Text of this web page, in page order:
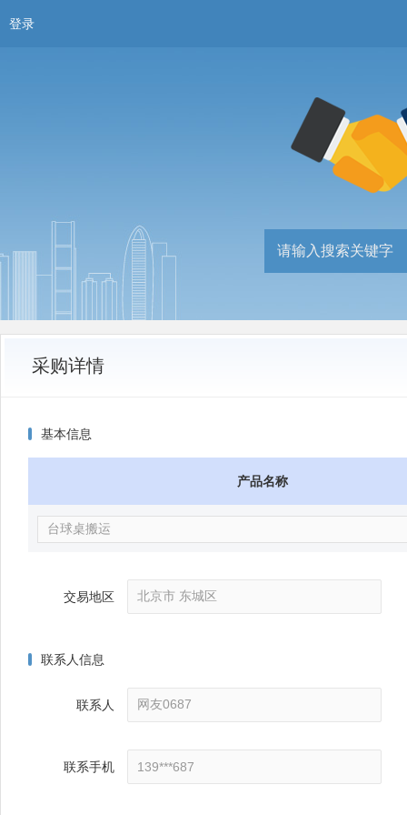
登录
采购详情
基本信息
产品名称
交易地区
联系人信息
联系人
联系手机